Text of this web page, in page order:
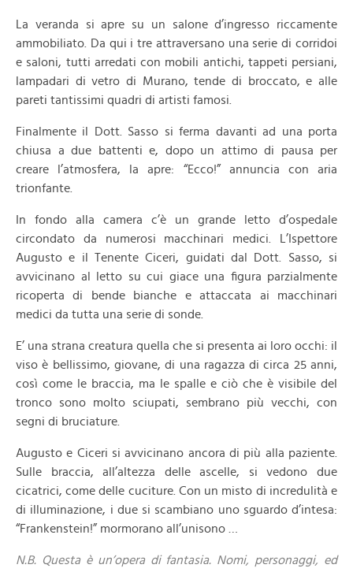
La veranda si apre su un salone d’ingresso riccamente
ammobiliato. Da qui i tre attraversano una serie di corridoi
e saloni, tutti arredati con mobili antichi, tappeti persiani,
lampadari di vetro di Murano, tende di broccato, e alle
pareti tantissimi quadri di artisti famosi.
Finalmente il Dott. Sasso si ferma davanti ad una porta
chiusa a due battenti e, dopo un attimo di pausa per
creare l’atmosfera, la apre: “Ecco!” annuncia con aria
trionfante.
In fondo alla camera c’è un grande letto d’ospedale
circondato da numerosi macchinari medici. L’Ispettore
Augusto e il Tenente Ciceri, guidati dal Dott. Sasso, si
avvicinano al letto su cui giace una figura parzialmente
ricoperta di bende bianche e attaccata ai macchinari
medici da tutta una serie di sonde.
E’ una strana creatura quella che si presenta ai loro occhi: il
viso è bellissimo, giovane, di una ragazza di circa 25 anni,
così come le braccia, ma le spalle e ciò che è visibile del
tronco sono molto sciupati, sembrano più vecchi, con
segni di bruciature.
Augusto e Ciceri si avvicinano ancora di più alla paziente.
Sulle braccia, all’altezza delle ascelle, si vedono due
cicatrici, come delle cuciture. Con un misto di incredulità e
di illuminazione, i due si scambiano uno sguardo d’intesa:
“Frankenstein!” mormorano all’unisono …
N.B. Questa è un’opera di fantasia. Nomi, personaggi, ed